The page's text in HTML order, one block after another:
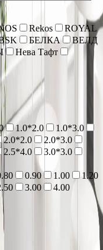
Rekos
ROYAL
БЕЛКА
ВЕЛД
Нева Тафт
1.0*2.0
1.0*3.0
2.0*2.0
2.0*3.0
2.5*4.0
3.0*3.0
0.90 1.00
1.20
3.00 4.00